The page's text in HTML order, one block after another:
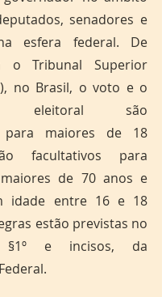
senadores e
esfera federal. De
o Tribunal Superior
no Brasil, o voto e o
eleitoral são
para maiores de 18
facultativos para
de 70 anos e
idade entre 16 e 18
estão previstas no
e incisos, da